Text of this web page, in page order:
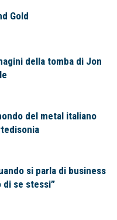
Gold
della tomba di Jon
del metal italiano
si parla di business
di se stessi”